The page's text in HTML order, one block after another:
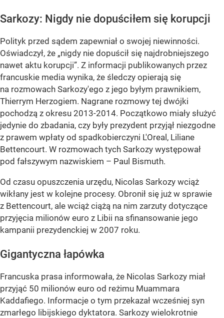
Sarkozy: Nigdy nie dopuściłem się korupcji
Polityk przed sądem zapewniał o swojej niewinności.
Oświadczył, że „nigdy nie dopuścił się najdrobniejszego
nawet aktu korupcji”. Z informacji publikowanych przez
francuskie media wynika, że śledczy opierają się
na rozmowach Sarkozy'ego z jego byłym prawnikiem,
Thierrym Herzogiem. Nagrane rozmowy tej dwójki
pochodzą z okresu 2013-2014. Początkowo miały służyć
jedynie do zbadania, czy były prezydent przyjął niezgodne
z prawem wpłaty od spadkobierczyni L'Oreal, Liliane
Bettencourt. W rozmowach tych Sarkozy występował
pod fałszywym nazwiskiem – Paul Bismuth.
Od czasu opuszczenia urzędu, Nicolas Sarkozy wciąż
wikłany jest w kolejne procesy. Obronił się już w sprawie
z Bettencourt, ale wciąż ciążą na nim zarzuty dotyczące
przyjęcia milionów euro z Libii na sfinansowanie jego
kampanii prezydenckiej w 2007 roku.
Gigantyczna łapówka
Francuska prasa informowała, że Nicolas Sarkozy miał
przyjąć 50 milionów euro od reżimu Muammara
Kaddafiego. Informacje o tym przekazał wcześniej syn
zmarłego libijskiego dyktatora. Sarkozy wielokrotnie